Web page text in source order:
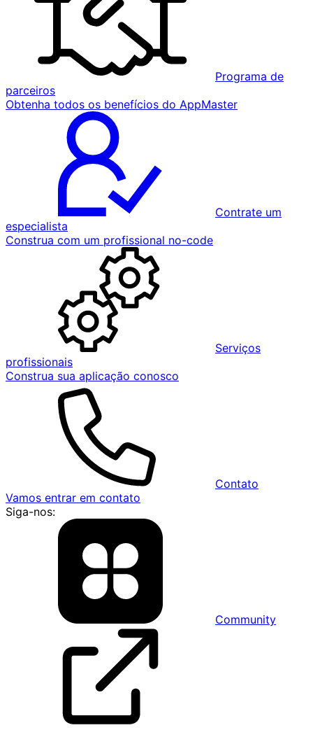
Programa de
parceiros
Obtenha todos os benefícios do AppMaster
Contrate um
especialista
Construa com um profissional no-code
Serviços
profissionais
Construa sua aplicação conosco
Contato
Vamos entrar em contato
Siga-nos:
Community